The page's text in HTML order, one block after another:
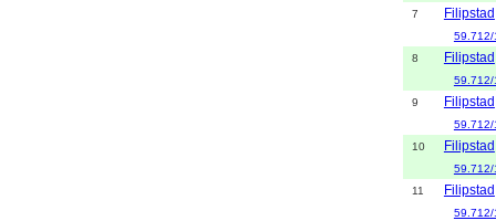
7
Filipstad
59.712/
8
Filipstad
59.712/
9
Filipstad
59.712/
10
Filipstad
59.712/
11
Filipstad
59.712/